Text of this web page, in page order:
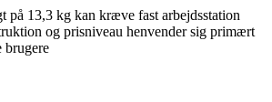
på 13,3 kg kan kræve fast arbejdsstation
og prisniveau henvender sig primært
brugere